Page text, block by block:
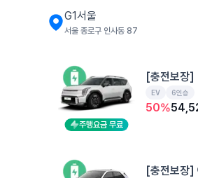
G1서울
서울 종로구 인사동 87
주행요금 무료
[충전보장]
EV 6인승
50%
[충전보장]